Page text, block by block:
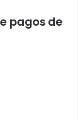
pagos de